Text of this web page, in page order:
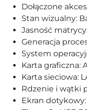
Dołączone
Stan wizualny:
Jasność
Generacja
System
Karta graficzna:
Karta sieciowa:
Rdzenie i wątki
Ekran